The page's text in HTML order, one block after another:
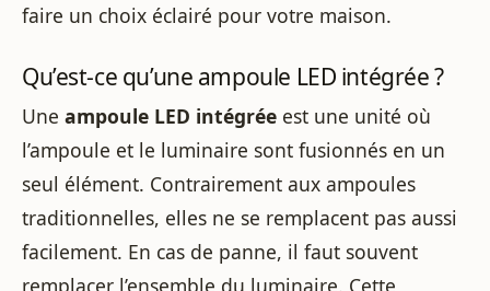
faire un choix éclairé pour votre maison.
Qu’est-ce qu’une ampoule LED intégrée ?
Une ampoule LED intégrée est une unité où
l’ampoule et le luminaire sont fusionnés en un
seul élément. Contrairement aux ampoules
traditionnelles, elles ne se remplacent pas aussi
facilement. En cas de panne, il faut souvent
remplacer l’ensemble du luminaire. Cette